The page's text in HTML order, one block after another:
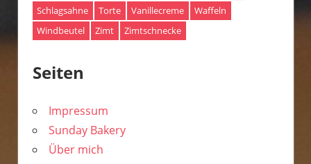
Schlagsahne
Torte Vanillecreme
Waffeln
Windbeutel
Zimt Zimtschnecke
Seiten
Impressum
Sunday Bakery
Über mich